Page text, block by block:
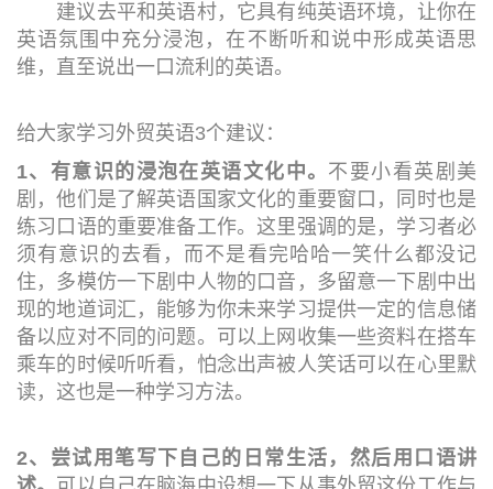
建议去平和英语村，它具有纯英语环境，让你在
英语氛围中充分浸泡，在不断听和说中形成英语思
维，直至说出一口流利的英语。
给大家学习外贸英语3个建议：
1、有意识的浸泡在英语文化中。 不要小看英剧美
剧，他们是了解英语国家文化的重要窗口，同时也是
练习口语的重要准备工作。这里强调的是，学习者必
须有意识的去看，而不是看完哈哈一笑什么都没记
住，多模仿一下剧中人物的口音，多留意一下剧中出
现的地道词汇，能够为你未来学习提供一定的信息储
备以应对不同的问题。可以上网收集一些资料在搭车
乘车的时候听听看，怕念出声被人笑话可以在心里默
读，这也是一种学习方法。
2、尝试用笔写下自己的日常生活，然后用口语讲